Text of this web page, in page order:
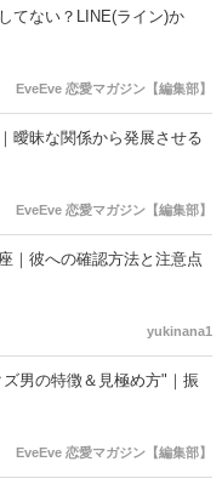
てない？LINE(ライン)か
EveEve 恋愛マガジン【編集部】
曖昧な関係から発展させる
EveEve 恋愛マガジン【編集部】
｜彼への確認方法と注意点
yukinana1
男の特徴＆見極め方"｜振
EveEve 恋愛マガジン【編集部】